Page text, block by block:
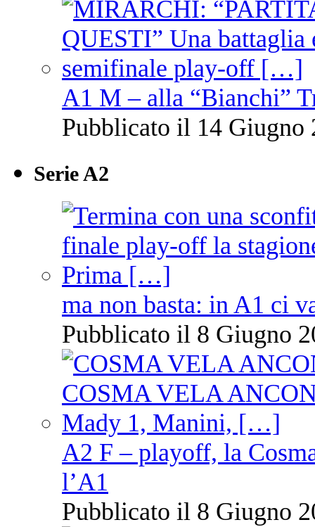
A1 M – alla “Bianchi”
Pubblicato il 14 Giugno
Serie A2
ma non basta: in A1 ci
Pubblicato il 8 Giugno
A2 F – playoff, la
l’A1
Pubblicato il 8 Giugno